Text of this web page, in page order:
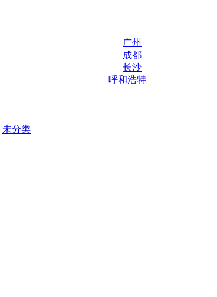
广州
成都
长沙
呼和浩特
未分类